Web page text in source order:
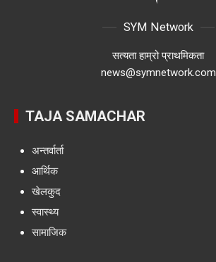
SYM Network
सत्यता हाम्रो प्राथमिकता
news@symnetwork.com
TAJA SAMACHAR
अन्तर्वार्ता
आर्थिक
खेलकुद
स्वास्थ्य
सामाजिक